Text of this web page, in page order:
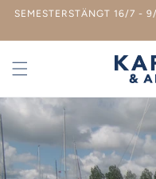
vidare
innehåll
SEMESTERSTÄNGT 16/7